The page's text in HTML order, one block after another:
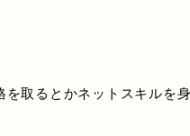
を取るとかネットスキルを